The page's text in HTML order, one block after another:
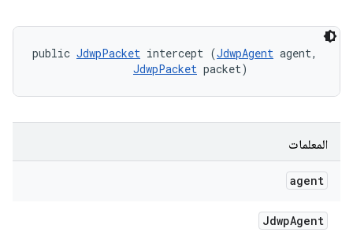
public JdwpPacket intercept (JdwpAgent agent,
JdwpPacket packet)
المعلمات
agent
JdwpAgent